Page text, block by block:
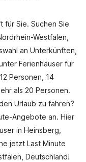
für Sie. Suchen Sie
Westfalen,
an Unterkünften,
Ferienhäuser für
Personen, 14
als 20 Personen.
Urlaub zu fahren?
Angebote an. Hier
in Heinsberg,
jetzt Last Minute
Deutschland!